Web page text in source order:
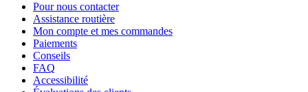
Pour nous contacter
Assistance routière
Mon compte et mes commandes
Paiements
Conseils
FAQ
Accessibilité